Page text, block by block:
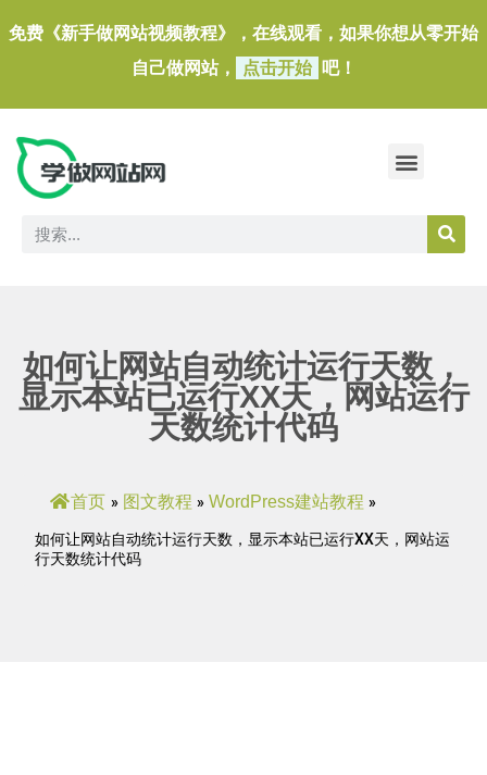
免费《新手做网站视频教程》，在线观看，如果你想从零开始
自己做网站，
点击开始 吧！
如何让网站自动统计运行天数，
显示本站已运行XX天，网站运行
天数统计代码
首页 » 图文教程 » WordPress建站教程 »
如何让网站自动统计运行天数，显示本站已运行XX天，网站运
行天数统计代码